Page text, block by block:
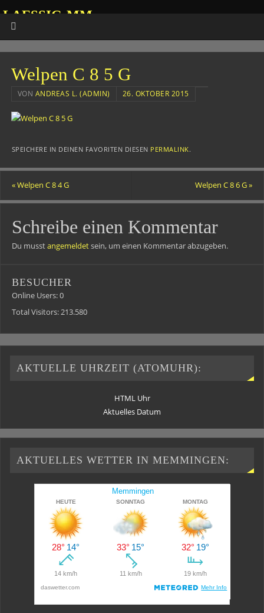
LAESSIG-MM
Welpen C 8 5 G
VON ANDREAS L. (ADMIN) 26. OKTOBER 2015
SPEICHERE IN DEINEN FAVORITEN DIESEN PERMALINK.
«Welpen C 8 4 G Welpen C 8 6 G»
Schreibe einen Kommentar
Du musstangemeldetsein, um einen Kommentar abzugeben.
BESUCHER
Online Users:0
Total Visitors:213.580
AKTUELLE UHRZEIT (ATOMUHR):
HTML Uhr
Aktuelles Datum
AKTUELLES WETTER IN MEMMINGEN: